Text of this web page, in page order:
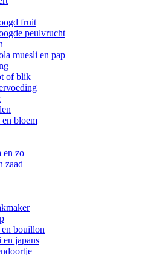
fruit
peulvrucht
muesli en pap
of blik
en bloem
en zo
zaad
en bouillon
en japans